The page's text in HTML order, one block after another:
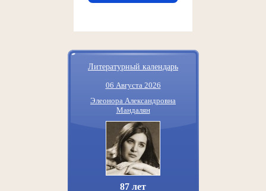
Литературный календарь
06 Августа 2026
Элеонора Александровна
Мандалян
87 лет